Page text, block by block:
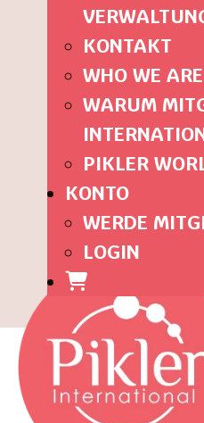
KONTAKT
WHO WE ARE
WARUM
PIKLER
KONTO
WERDE
LOGIN